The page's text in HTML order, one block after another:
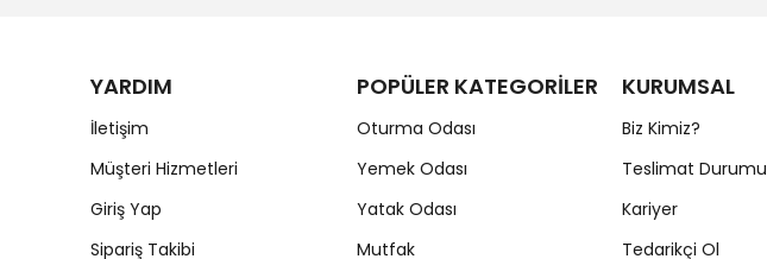
YARDIM
İletişim
Müşteri Hizmetleri
Giriş Yap
Sipariş Takibi
POPÜLER KATEGORİLER
Oturma Odası
Yemek Odası
Yatak Odası
Mutfak
KURUMSAL
Biz Kimiz?
Teslimat Durumu
Kariyer
Tedarikçi Ol